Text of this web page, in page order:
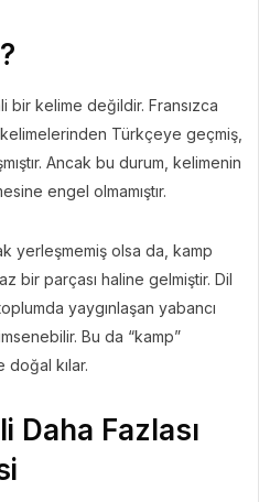
bir kelime değildir. Fransızca
Türkçeye geçmiş,
Ancak bu durum, kelimenin
engel olmamıştır.
yerleşmemiş olsa da, kamp
bir parçası haline gelmiştir. Dil
yaygınlaşan yabancı
Bu da “kamp”
doğal kılar.
Daha Fazlası